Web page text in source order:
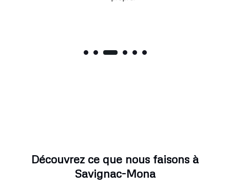
Découvrez ce que nous faisons à
Savignac-Mona